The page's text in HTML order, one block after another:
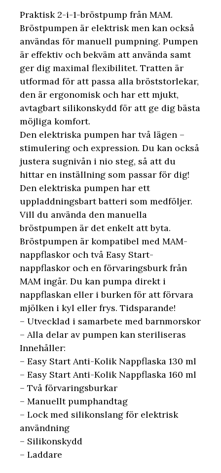
Praktisk 2-i-1-bröstpump från MAM.
Bröstpumpen är elektrisk men kan också
användas för manuell pumpning. Pumpen
är effektiv och bekväm att använda samt
ger dig maximal flexibilitet. Tratten är
utformad för att passa alla bröststorlekar,
den är ergonomisk och har ett mjukt,
avtagbart silikonskydd för att ge dig bästa
möjliga komfort.
Den elektriska pumpen har två lägen –
stimulering och expression. Du kan också
justera sugnivån i nio steg, så att du
hittar en inställning som passar för dig!
Den elektriska pumpen har ett
uppladdningsbart batteri som medföljer.
Vill du använda den manuella
bröstpumpen är det enkelt att byta.
Bröstpumpen är kompatibel med MAM-
nappflaskor och två Easy Start-
nappflaskor och en förvaringsburk från
MAM ingår. Du kan pumpa direkt i
nappflaskan eller i burken för att förvara
mjölken i kyl eller frys. Tidsparande!
– Utvecklad i samarbete med barnmorskor
– Alla delar av pumpen kan steriliseras
Innehåller:
– Easy Start Anti-Kolik Nappflaska 130 ml
– Easy Start Anti-Kolik Nappflaska 160 ml
– Två förvaringsburkar
– Manuellt pumphandtag
– Lock med silikonslang för elektrisk
användning
– Silikonskydd
– Laddare